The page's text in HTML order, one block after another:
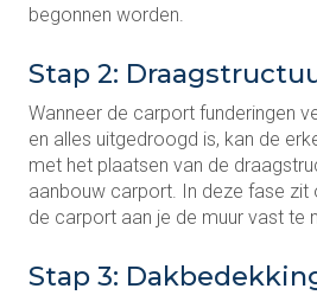
begonnen worden.
Stap 2:
Wanneer de carport funderingen
en alles uitgedroogd is, kan de
met het plaatsen van de
aanbouw carport. In deze fase
de carport aan je de muur vast te
Stap 3: